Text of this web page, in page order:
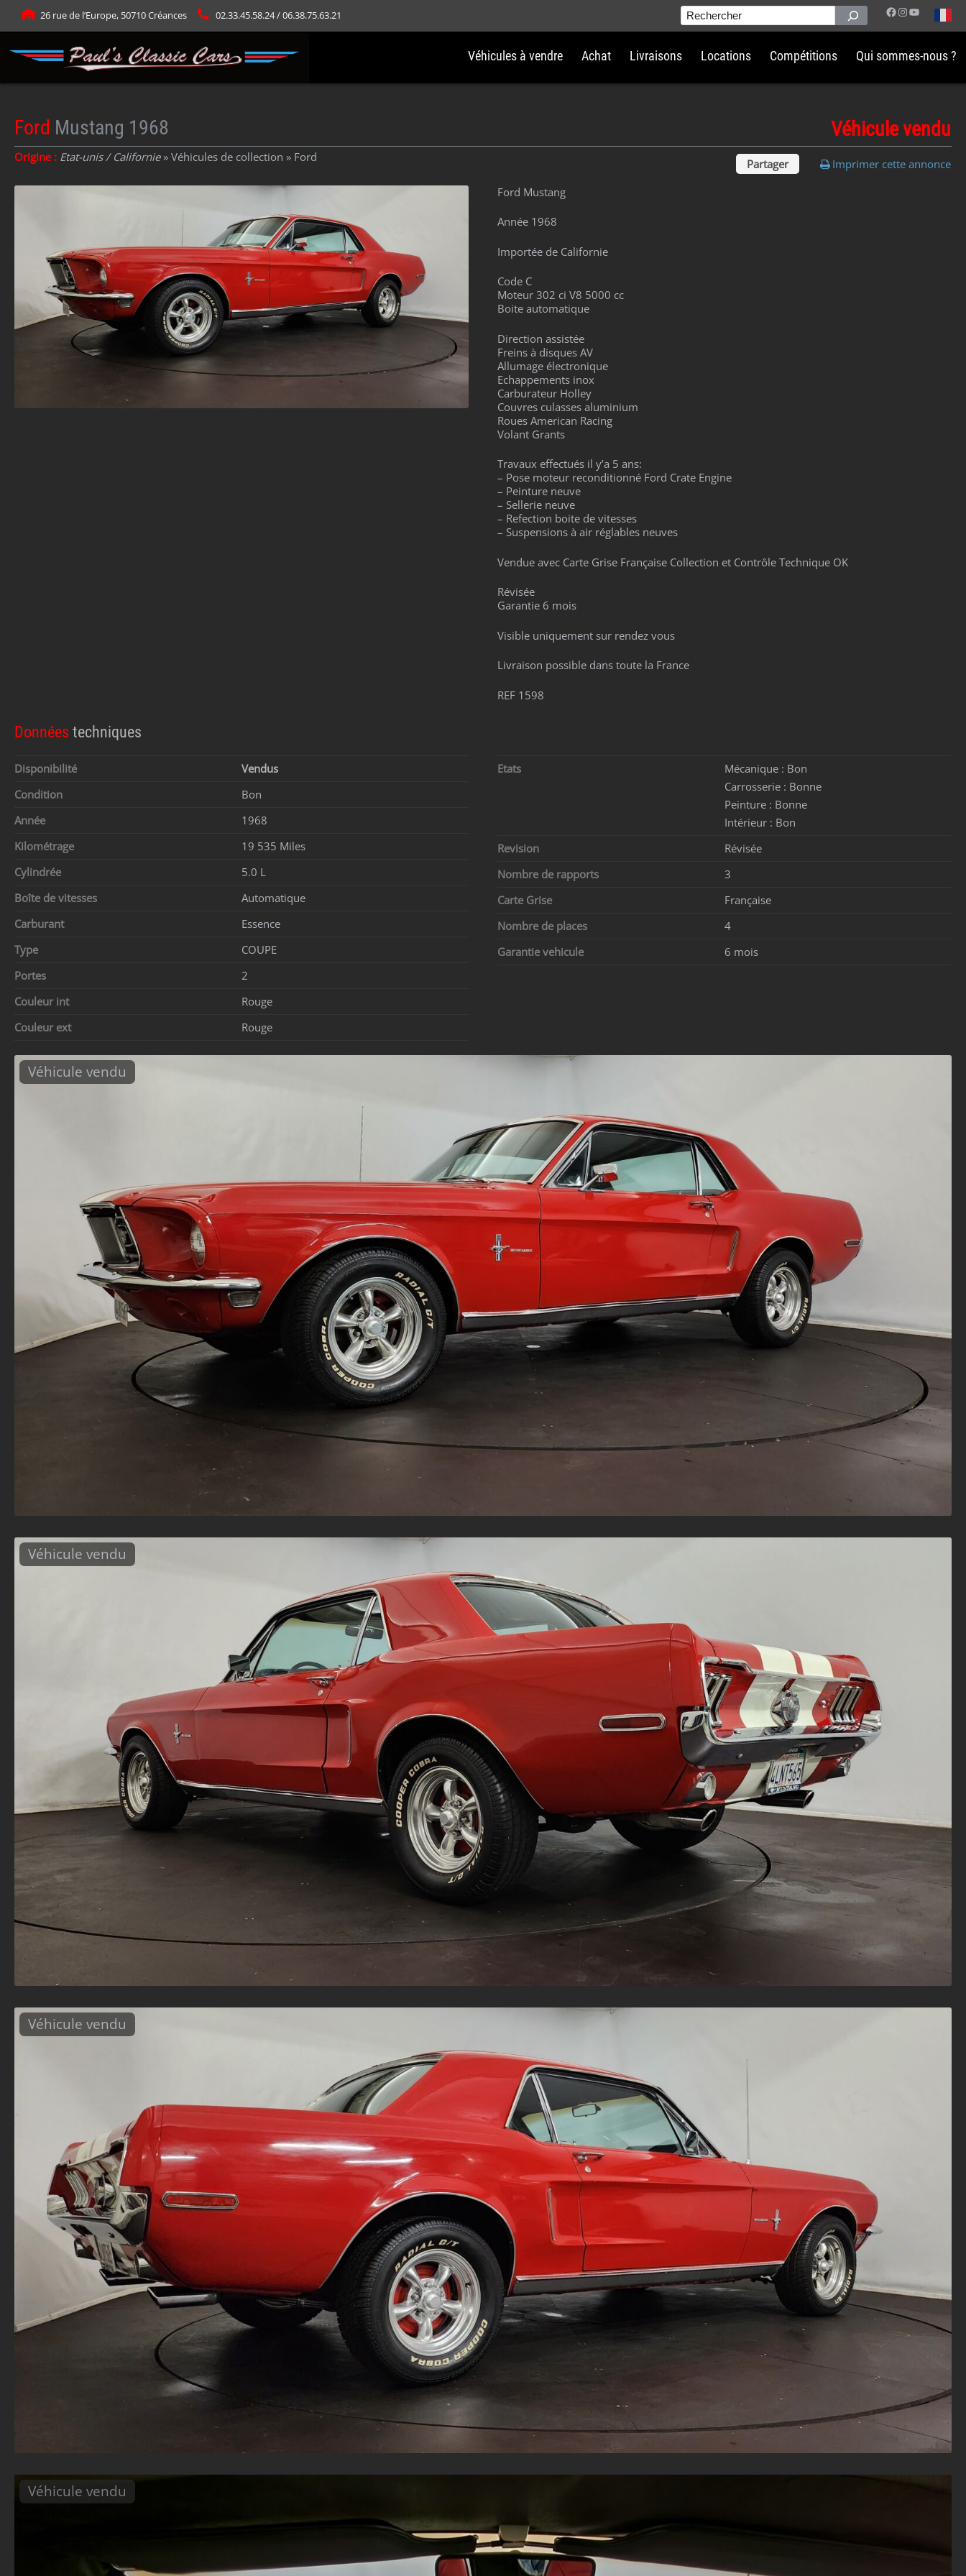
26 rue de l’Europe, 50710 Créances 02.33.45.58.24 / 06.38.75.63.21 Facebook
Instagram
YouTube
Rechercher
Véhicules à vendre Achat Livraisons Locations Compétitions Qui sommes-nous ?
Ford Mustang 1968 Véhicule vendu
Origine : Etat-unis / Californie» Véhicules de collection » Ford Partager
Imprimer cette annonce
Ford Mustang
Année 1968
Importée de Californie
Code C
Moteur 302 ci V8 5000 cc
Boite automatique
Direction assistée
Freins à disques AV
Allumage électronique
Echappements inox
Carburateur Holley
Couvres culasses aluminium
Roues American Racing
Volant Grants
Travaux effectués il y’a 5 ans:
– Pose moteur reconditionné Ford Crate Engine
– Peinture neuve
– Sellerie neuve
– Refection boite de vitesses
– Suspensions à air réglables neuves
Vendue avec Carte Grise Française Collection et Contrôle Technique OK
Révisée
Garantie 6 mois
Visible uniquement sur rendez vous
Livraison possible dans toute la France
REF 1598
Données techniques
Disponibilité
Vendus
Condition
Bon
Année
1968
Kilométrage
19 535 Miles
Cylindrée
5.0 L
Boîte de vitesses
Automatique
Carburant
Essence
Type
COUPE
Portes
2
Couleur int
Rouge
Couleur ext
Rouge
Etats Mécanique : Bon
Carrosserie : Bonne
Peinture : Bonne
Intérieur : Bon
Revision
Révisée
Nombre de rapports
3
Carte Grise
Française
Nombre de places
4
Garantie vehicule
6 mois
Véhicule vendu
Véhicule vendu
Véhicule vendu
Véhicule vendu
Panneau de gestion des cookies